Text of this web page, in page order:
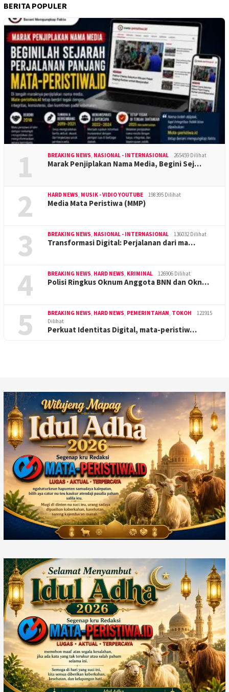
BERITA POPULER
1 BREAKING NEWS, NASIONAL - INTERNASIONAL 265459 Dilihat
Marak Penjiplakan Nama Media, Begini Sej…
2 HARD NEWS, MUSIK - VIDIO YOUTUBE 198395 Dilihat
Media Mata Peristiwa (MMP)
3 BREAKING NEWS, NASIONAL - INTERNASIONAL 136032 Dilihat
Transformasi Digital: Perjalanan dari ma…
4 BREAKING NEWS, HARD NEWS, KRIMINAL 126906 Dilihat
Polisi Ringkus Oknum Anggota BNN dan Okn…
5 BREAKING NEWS, HARD NEWS, PEMERINTAHAN, TOKOH
121915
Dilihat
Perkuat Identitas Digital, mata-peristiw…